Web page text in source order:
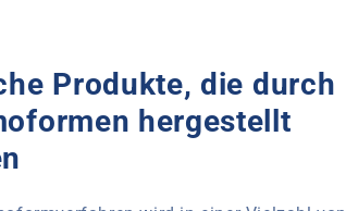
Produkte, die durch
hergestellt